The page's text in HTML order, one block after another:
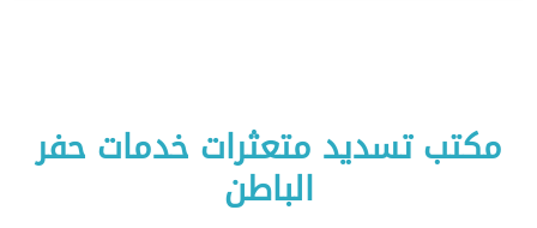
مكتب تسديد متعثرات خدمات حفر
الباطن